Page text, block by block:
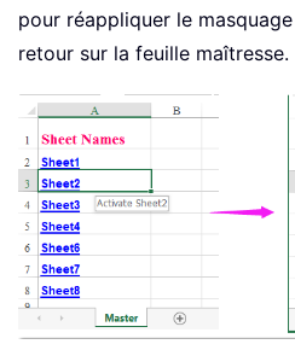
pour réappliquer le
retour sur la feuille maîtresse.